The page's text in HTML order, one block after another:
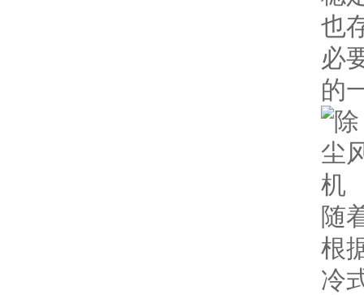
也
必
的
随
根
冷